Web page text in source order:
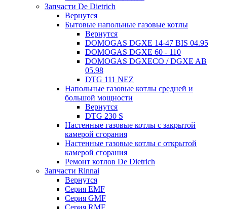
Запчасти De Dietrich
Вернутся
Бытовые напольные газовые котлы
Вернутся
DOMOGAS DGXE 14-47 BIS 04.95
DOMOGAS DGXE 60 - 110
DOMOGAS DGXECO / DGXE AB
05.98
DTG 111 NEZ
Напольные газовые котлы средней и
большой мощности
Вернутся
DTG 230 S
Настенные газовые котлы с закрытой
камерой сгорания
Настенные газовые котлы с открытой
камерой сгорания
Ремонт котлов Dе Dietrich
Запчасти Rinnai
Вернутся
Серия EMF
Серия GMF
Серия RMF